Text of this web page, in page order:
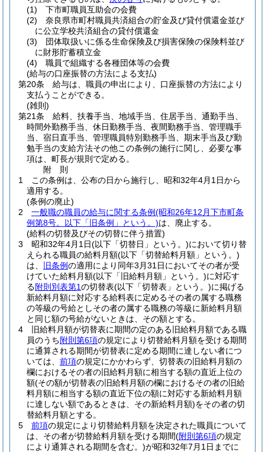
(1)
下市町職員互助会の会費
(2)
奈良県市町村職員共済組合の貯金及び貸付償還金並び
に公立学校共済組合の貸付償還金
(3)
団体取扱いに係る生命保険及び損害保険の保険料並び
に財形貯蓄積立金
(4)
職員で組織する各種団体等の会費
(給与の口座振替の方法による支払)
第20条
給与は、職員の申出により、口座振替の方法により
支払うことができる。
(雑則)
第21条
給料、扶養手当、地域手当、住居手当、通勤手当、
時間外勤務手当、休日勤務手当、夜間勤務手当、管理職手
当、宿日直手当、管理職員特別勤務手当、期末手当及び勤
勉手当の支給方法その他この条例の施行に関し、必要な事
項は、町長が規則で定める。
附 則
1
この条例は、公布の日から施行し、昭和32年4月1日から
適用する。
(条例の廃止)
2
一般職の職員の給与に関する条例(昭和26年12月下市町条
例第8号。以下「旧条例」という。)は、廃止する。
(給料の切替及びその切替に伴う措置)
3
昭和32年4月1日(以下「切替日」という。)において切り替
えられる職員の給料月額(以下「切替給料月額」という。)
は、
旧条例の適用により同年3月31日においてその者が受
けていた給料月額(以下「旧給料月額」という。)に対応す
る附則別表第1の切替表(以下「切替表」という。)に掲げる
新給料月額に対応する給料表に定めるその者の属する職務
の等級の号給としその者の属する職務の等級に新給料月額
と同じ額の号給がないときは、その額とする。
4
旧給料月額が切替表に期間の定のある旧給料月額である職
員のうち附則第6項の規定により切替給料月額を受ける期間
に通算される期間が切替表に定める期間に達しない者につ
いては、 前項の規定にかかわらず、切替表の旧給料月額の
欄におけるその者の旧給料月額に相当する額の直近上位の
額(その額が切替表の旧給料月額の欄におけるその者の旧給
料月額に相当する額の直近下位の額に対応する新給料月額
に達しない額であるときは、その新給料月額)をその者の切
替給料月額とする。
5
前項の規定により切替給料月額を決定された職員について
は、その者が切替給料月額を受ける期間(附則第6項の規定
により通算される期間を含む。)が昭和32年7月1日までに